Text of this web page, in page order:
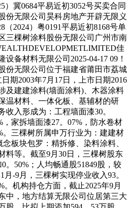
）冀0684平易近初3052号买卖合同
份无限公司昊科房地产开辟无限义
（2024）粤0191平易近初8168号单
三棵树涂料股份无限公司广州市南
佳
备材料无限公司2025-04-17 09！
份无限公司位于福建省莆田市荔城
期2003年7月17日，上市日期2016
及建建涂料(墙面涂料)、木器涂料
温材料、一体化板、基辅材的研
收入形成为：工程墙面漆30。
，家拆墙面漆27。07%，防水卷材
。三棵树所属申万行业为：建建材
板块包罗：精拆修、染料涂料、
料等。截至9月30日，三棵树股东
。50%；人均畅通股51849股，较
月-9月，三棵树实现停业收入93。
。机构持仓方面，截止2025年9月
中，地方结算无限公司位居第三大